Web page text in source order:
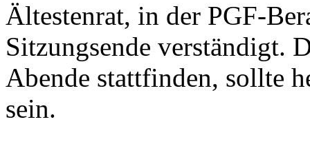
Ältestenrat, in der PGF-
Sitzungsende verständigt.
Abende stattfinden, sollte
sein.